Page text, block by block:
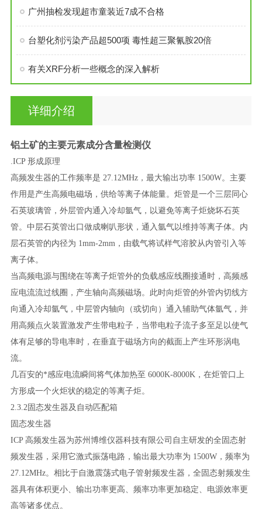
广州抽检发现超市童装近7成不合格
台塑化剂污染产品超500项 毒性超三聚氰胺20倍
有关XRF分析一些概念的深入解析
详细介绍
铝土矿的主要元素成分含量检测仪
.ICP 形成原理
高频发生器的工作频率是 27.12MHz，最大输出功率 1500W。主要
作用是产生高频电磁场，供给等离子体能量。炬管是一个三层同心
石英玻璃管，外层管内通入冷却氩气，以避免等离子炬烧坏石英
管。中层石英管出口做成喇叭形状，通入氩气以维持等离子体。内
层石英管的内径为 1mm-2mm，由载气将试样气溶胶从内管引入等
离子体。
当高频电源与围绕在等离子炬管外的负载感应线圈接通时，高频感
应电流流过线圈，产生轴向高频磁场。此时向炬管的外管内切线方
向通入冷却氩气，中层管内轴向（或切向）通入辅助气体氩气，并
用高频点火装置激发产生带电粒子，当带电粒子流子多至足以使气
体有足够的导电率时，在垂直于磁场方向的截面上产生环形涡电
流。
几百安的*感应电流瞬间将气体加热至 6000K-8000K，在炬管口上
方形成一个火炬状的稳定的等离子炬。
2.3.2固态发生器及自动匹配箱
固态发生器
ICP 高频发生器为苏州博维仪器科技有限公司自主研发的全固态射
频发生器，采用它激式振荡电路，输出最大功率为 1500W，频率为
27.12MHz。相比于自激震荡式电子管射频发生器，全固态射频发生
器具有体积更小、输出功率更高、频率功率更加稳定、电源效率更
高等诸多优点。